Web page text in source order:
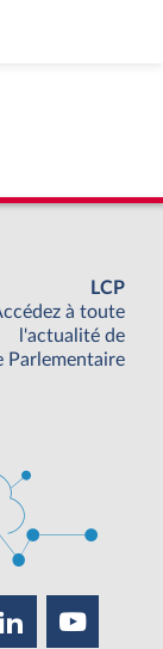
LCP
à toute
l'actualité de
Parlementaire